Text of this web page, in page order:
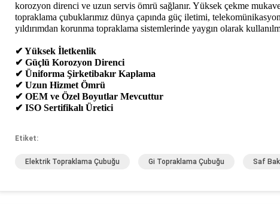
korozyon direnci ve uzun servis ömrü sağlanır. Yüksek çekme
topraklama çubuklarımız dünya çapında güç iletimi,
yıldırımdan korunma topraklama sistemlerinde yaygın olarak
✔ Yüksek İletkenlik
✔ Güçlü Korozyon Direnci
✔ Üniforma Şirketibakır Kaplama
✔ Uzun Hizmet Ömrü
✔ OEM ve Özel Boyutlar Mevcuttur
✔ ISO Sertifikalı Üretici
Etiket:
Elektrik Topraklama Çubuğu Gi Topraklama Çubuğu Saf